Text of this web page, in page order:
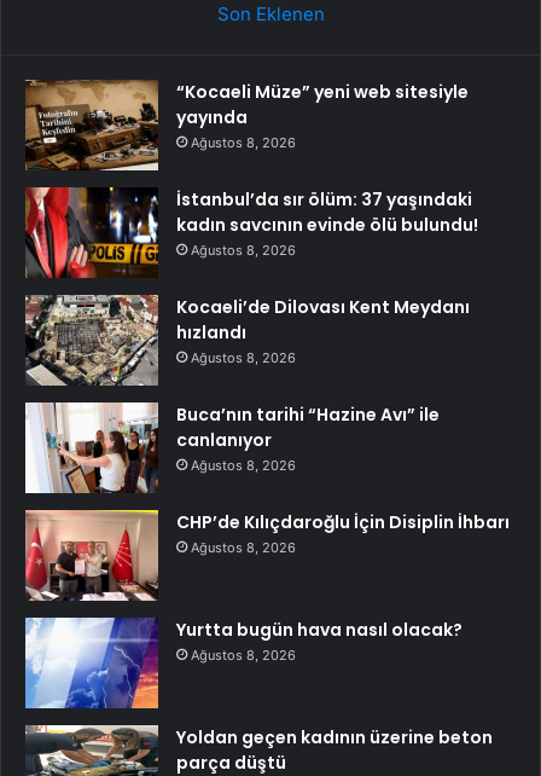
Son Eklenen
“Kocaeli Müze” yeni web sitesiyle
yayında
Ağustos 8, 2026
İstanbul’da sır ölüm: 37 yaşındaki
kadın savcının evinde ölü bulundu!
Ağustos 8, 2026
Kocaeli’de Dilovası Kent Meydanı
hızlandı
Ağustos 8, 2026
Buca’nın tarihi “Hazine Avı” ile
canlanıyor
Ağustos 8, 2026
CHP’de Kılıçdaroğlu İçin Disiplin İhbarı
Ağustos 8, 2026
Yurtta bugün hava nasıl olacak?
Ağustos 8, 2026
Yoldan geçen kadının üzerine beton
parça düştü